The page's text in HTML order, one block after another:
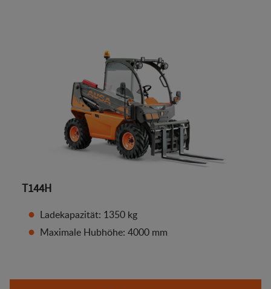
T144H
Ladekapazität: 1350 kg
Maximale Hubhöhe: 4000 mm